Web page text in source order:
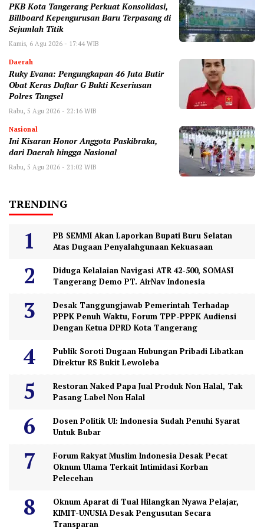
‎PKB Kota Tangerang Perkuat Konsolidasi,
Billboard Kepengurusan Baru Terpasang di
Sejumlah Titik ‎
Kamis, 6 Agu 2026 - 17:44 WIB
Daerah
‎Ruky Evana: Pengungkapan 46 Juta Butir
Obat Keras Daftar G Bukti Keseriusan
Polres Tangsel
Rabu, 5 Agu 2026 - 22:16 WIB
Nasional
Ini Kisaran Honor Anggota Paskibraka,
dari Daerah hingga Nasional
Rabu, 5 Agu 2026 - 21:02 WIB
TRENDING
PB SEMMI Akan Laporkan Bupati Buru Selatan
Atas Dugaan Penyalahgunaan Kekuasaan
Diduga Kelalaian Navigasi ATR 42-500, SOMASI
Tangerang Demo PT. AirNav Indonesia
Desak Tanggungjawab Pemerintah Terhadap
PPPK Penuh Waktu, Forum TPP-PPPK Audiensi
Dengan Ketua DPRD Kota Tangerang
Publik Soroti Dugaan Hubungan Pribadi Libatkan
Direktur RS Bukit Lewoleba
Restoran Naked Papa Jual Produk Non Halal, Tak
Pasang Label Non Halal
Dosen Politik UI: Indonesia Sudah Penuhi Syarat
Untuk Bubar
Forum Rakyat Muslim Indonesia Desak Pecat
Oknum Ulama Terkait Intimidasi Korban
Pelecehan
Oknum Aparat di Tual Hilangkan Nyawa Pelajar,
KIMIT-UNUSIA Desak Pengusutan Secara
Transparan